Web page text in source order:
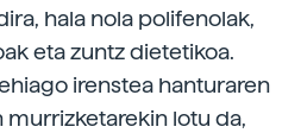
hala nola polifenolak,
eta zuntz dietetikoa.
irenstea hanturaren
lotu da,